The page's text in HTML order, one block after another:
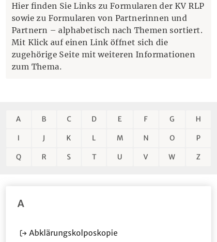
Hier finden Sie Links zu Formularen der KV RLP
sowie zu Formularen von Partnerinnen und
Partnern – alphabetisch nach Themen sortiert.
Mit Klick auf einen Link öffnet sich die
zugehörige Seite mit weiteren Informationen
zum Thema.
A B C D E F G H
I J K L M N O P
Q R S T U V W Z
A
Abklärungskolposkopie(Öffnet im neuen Fenster.)